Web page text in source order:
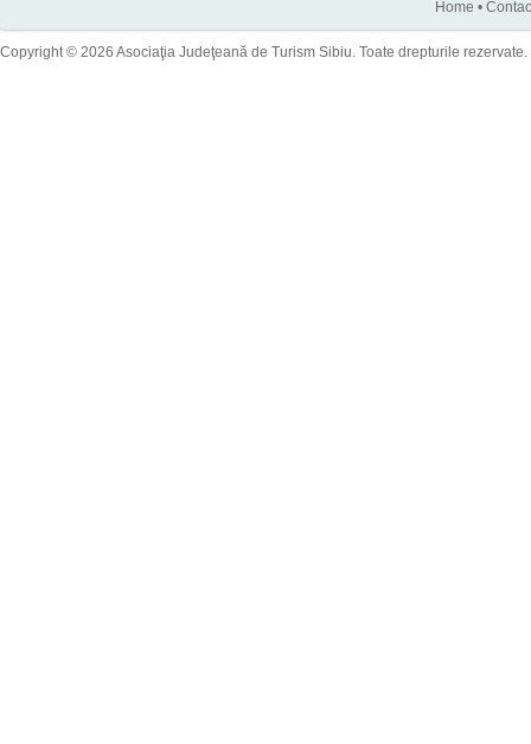
Home •
Copyright © 2026 Asociaţia Judeţeană de Turism Sibiu. Toate drepturile rezervate.